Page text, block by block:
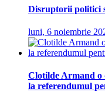
Disruptorii politici
luni, 6 noiembrie
Clotilde Armand o
la referendumul